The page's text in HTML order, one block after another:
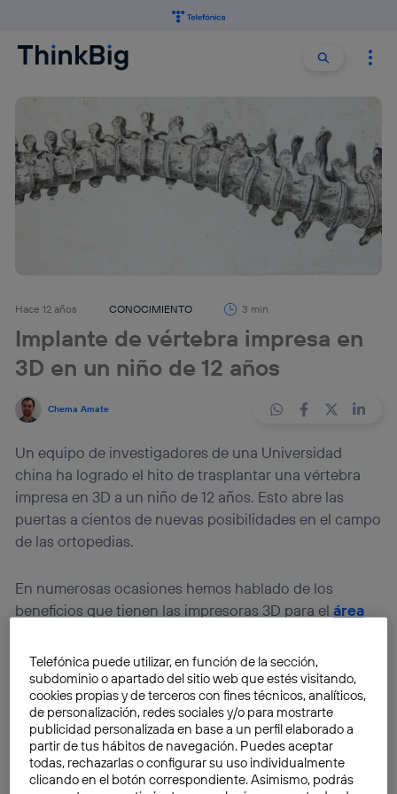
Buscar
Hace 12 años CONOCIMIENTO 3 min
Implante de vértebra impresa en
3D en un niño de 12 años
Chema Amate
Un equipo de investigadores de una Universidad
china ha logrado el hito de trasplantar una vértebra
impresa en 3D a un niño de 12 años. Esto abre las
puertas a cientos de nuevas posibilidades en el campo
de las ortopedias.
En numerosas ocasiones hemos hablado de los
beneficios que tienen las impresoras 3D para elárea
años hubieran parecido el argumento de cualquier
película de ciencia ficción. Sin embargo, esta realidad
ya tangible ha permitido que se acabe de publicar un
nuevo hito en el área de los implantes y ortopedias.
Según publica larevista Forbes, un equipo de
médicos de laPekin University han implantado
exitosamentela primera vértebra impresa en 3D en
Telefónica puede utilizar, en función de la sección,
subdominio o apartado del sitio web que estés visitando,
cookies propias y de terceros con fines técnicos, analíticos,
de personalización, redes sociales y/o para mostrarte
publicidad personalizada en base a un perfil elaborado a
partir de tus hábitos de navegación. Puedes aceptar
todas, rechazarlas o configurar su uso individualmente
clicando en el botón correspondiente. Asimismo, podrás